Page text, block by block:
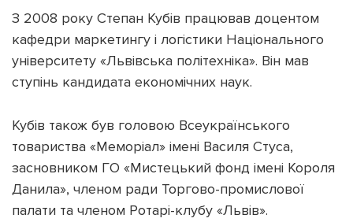
З 2008 року Степан Кубів працював доцентом
кафедри маркетингу і логістики Національного
університету «Львівська політехніка». Він мав
ступінь кандидата економічних наук.
Кубів також був головою Всеукраїнського
товариства «Меморіал» імені Василя Стуса,
засновником ГО «Мистецький фонд імені Короля
Данила», членом ради Торгово-промислової
палати та членом Ротарі-клубу «Львів».